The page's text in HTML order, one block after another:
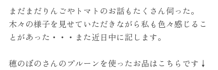
まだまだりんごやトマトのお話もたくさん伺った。
木々の様子を見せていただきながら私も色々感じるこ
とがあった・・・また近日中に記します。
穂のぼのさんのプルーンを使ったお品はこちらです↓